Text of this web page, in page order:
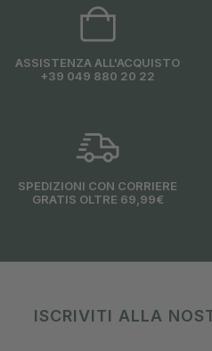
ASSISTENZA ALL'ACQUISTO
+39 049 880 20 22
SPEDIZIONI CON CORRIERE
GRATIS OLTRE 69,99€
ISCRIVITI ALLA